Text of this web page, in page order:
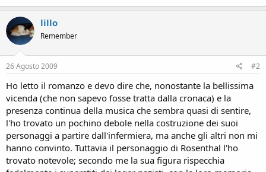
lillo
Remember
26 Agosto 2009 #2
Ho letto il romanzo e devo dire che, nonostante la bellissima
vicenda (che non sapevo fosse tratta dalla cronaca) e la
presenza continua della musica che sembra quasi di sentire,
l'ho trovato un pochino debole nella costruzione dei suoi
personaggi a partire dall'infermiera, ma anche gli altri non mi
hanno convinto. Tuttavia il personaggio di Rosenthal l'ho
trovato notevole; secondo me la sua figura rispecchia